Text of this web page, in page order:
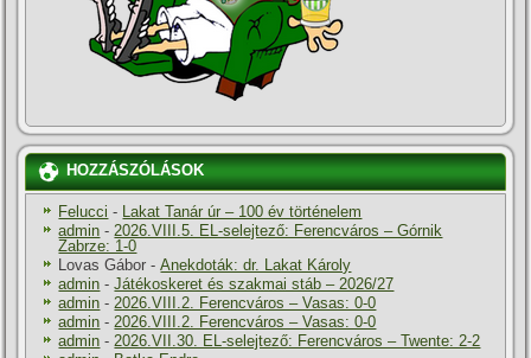
HOZZÁSZÓLÁSOK
Felucci - Lakat Tanár úr – 100 év történelem
admin - 2026.VIII.5. EL-selejtező: Ferencváros – Górnik
Zabrze: 1-0
Lovas Gábor -Anekdoták: dr. Lakat Károly
admin -Játékoskeret és szakmai stáb – 2026/27
admin - 2026.VIII.2. Ferencváros – Vasas: 0-0
admin - 2026.VIII.2. Ferencváros – Vasas: 0-0
admin - 2026.VII.30. EL-selejtező: Ferencváros – Twente: 2-2